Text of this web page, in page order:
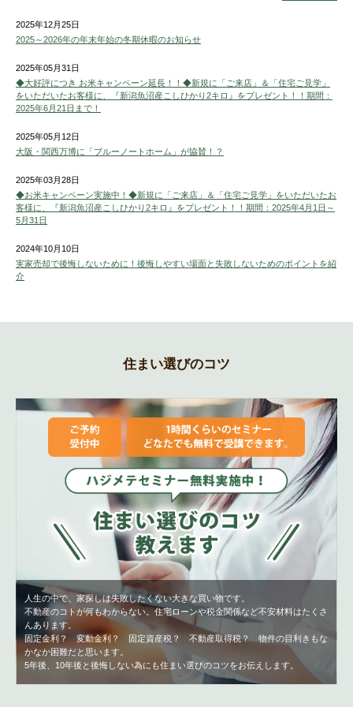
2025年12月25日
2025～2026年の年末年始の冬期休暇のお知らせ
2025年05月31日
◆大好評につき お米キャンペーン延長！！◆新規に「ご来店」＆「住宅ご見学」
をいただいたお客様に、『新潟魚沼産こしひかり2キロ』をプレゼント！！期間：
2025年6月21日まで！
2025年05月12日
大阪・関西万博に「ブルーノートホーム」が協賛！？
2025年03月28日
◆お米キャンペーン実施中！◆新規に「ご来店」＆「住宅ご見学」をいただいたお
客様に、『新潟魚沼産こしひかり2キロ』をプレゼント！！期間：2025年4月1日～
5月31日
2024年10月10日
実家売却で後悔しないために！後悔しやすい場面と失敗しないためのポイントを紹
介
住まい選びのコツ
人生の中で、家探しは失敗したくない大きな買い物です。
不動産のコトが何もわからない。住宅ローンや税金関係など不安材料はたくさ
んあります。
固定金利？ 変動金利？ 固定資産税？ 不動産取得税？ 物件の目利きもな
かなか困難だと思います。
5年後、10年後と後悔しない為にも住まい選びのコツをお伝えします。